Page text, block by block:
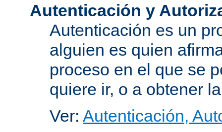
Autenticación y
Autenticación es un
alguien es quien
proceso en el que se
quiere ir, o a obtener
Ver: Autenticación,